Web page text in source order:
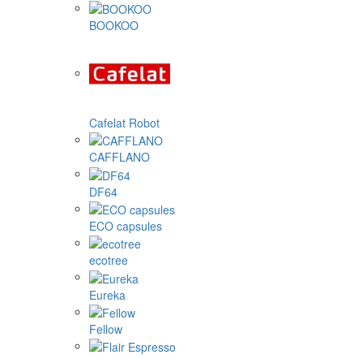
BOOKOO
Cafelat Robot
CAFFLANO
DF64
ECO capsules
ecotree
Eureka
Fellow